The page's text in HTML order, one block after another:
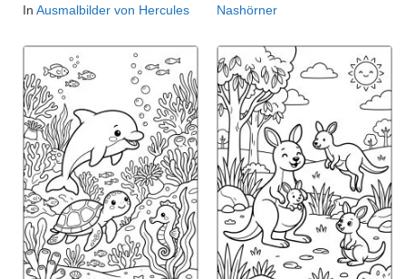
In Ausmalbilder von Hercules
Nashörner